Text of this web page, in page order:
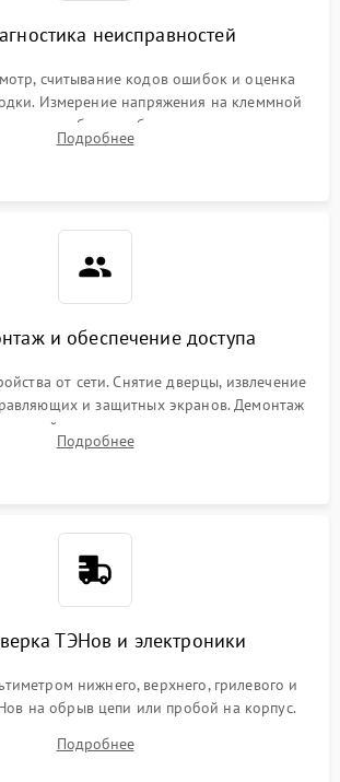
неисправностей
считывание кодов ошибок и оценка
Измерение напряжения на клеммной
жалоб на проблемы с нагревом,
управления или блокировкой дверцы.
Подробнее
и обеспечение доступа
от сети. Снятие дверцы, извлечение
и защитных экранов. Демонтаж
панели для прямого доступа к
элементам, плате и вентиляторам.
Подробнее
ТЭНов и электроники
нижнего, верхнего, грилевого и
на обрыв цепи или пробой на корпус.
термостата, датчиков температуры,
режимов и мотора конвекции.
Подробнее